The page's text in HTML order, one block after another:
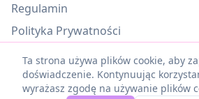
Regulamin
Polityka Prywatności
Oczekujące materiały
Ta strona używa plików cookie, aby
doświadczenie. Kontynuując
wyrażasz zgodę na używanie plików